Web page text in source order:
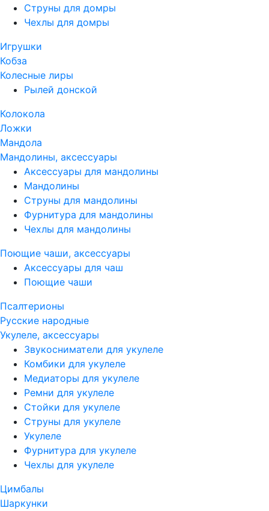
Струны для домры
Чехлы для домры
Игрушки
Кобза
Колесные лиры
Рылей донской
Колокола
Ложки
Мандола
Мандолины, аксессуары
Аксессуары для мандолины
Мандолины
Струны для мандолины
Фурнитура для мандолины
Чехлы для мандолины
Поющие чаши, аксессуары
Аксессуары для чаш
Поющие чаши
Псалтерионы
Русские народные
Укулеле, аксессуары
Звукосниматели для укулеле
Комбики для укулеле
Медиаторы для укулеле
Ремни для укулеле
Стойки для укулеле
Струны для укулеле
Укулеле
Фурнитура для укулеле
Чехлы для укулеле
Цимбалы
Шаркунки